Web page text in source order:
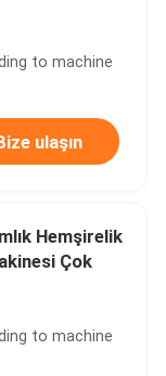
to machine
ulaşın
Hemşirelik
Çok
to machine